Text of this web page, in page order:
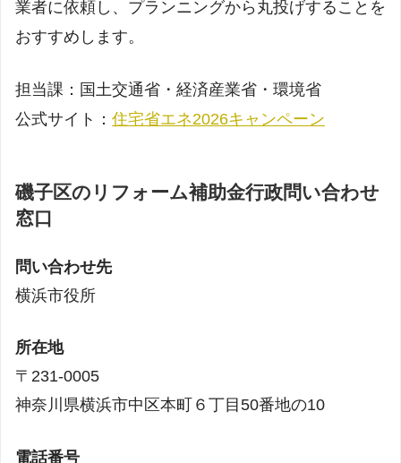
業者に依頼し、プランニングから丸投げすることを
おすすめします。
担当課：国土交通省・経済産業省・環境省
公式サイト： 住宅省エネ2026キャンペーン
磯子区のリフォーム補助金行政問い合わせ
窓口
問い合わせ先
横浜市役所
所在地
〒231-0005
神奈川県横浜市中区本町６丁目50番地の10
電話番号